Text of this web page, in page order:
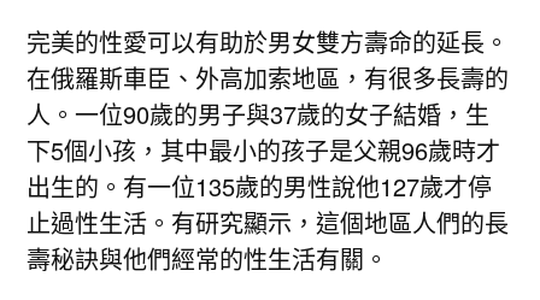
完美的性愛可以有助於男女雙方壽命的延長。
在俄羅斯車臣、外高加索地區，有很多長壽的
人。一位90歲的男子與37歲的女子結婚，生
下5個小孩，其中最小的孩子是父親96歲時才
出生的。有一位135歲的男性說他127歲才停
止過性生活。有研究顯示，這個地區人們的長
壽秘訣與他們經常的性生活有關。